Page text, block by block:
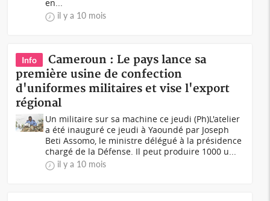
en...
il y a 10 mois
Info
Cameroun : Le pays lance sa
première usine de confection
d'uniformes militaires et vise l'export
régional
Un militaire sur sa machine ce jeudi (Ph)L'atelier
a été inauguré ce jeudi à Yaoundé par Joseph
Beti Assomo, le ministre délégué à la présidence
chargé de la Défense. Il peut produire 1000 u...
il y a 10 mois